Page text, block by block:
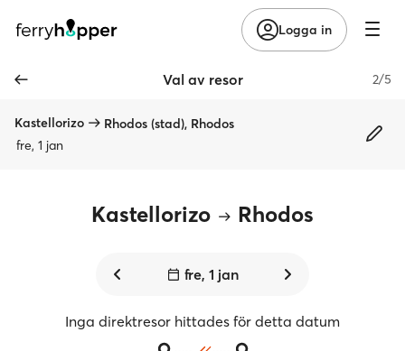
Logga in
Val av resor 2/5
Kastellorizo
Rhodos (stad), Rhodos
fre, 1 jan
Kastellorizo Rhodos
fre, 1 jan
Inga direktresor hittades för detta datum